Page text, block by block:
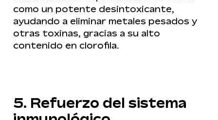
como un potente desintoxicante,
ayudando a eliminar metales pesados y
otras toxinas, gracias a su alto
contenido en clorofila.
5. Refuerzo del sistema